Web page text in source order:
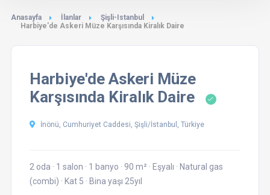
Anasayfa İlanlar
Şişli-Istanbul
Harbiye'de Askeri Müze Karşısında Kiralık Daire
Harbiye'de Askeri Müze
Karşısında Kiralık Daire
İnönü, Cumhuriyet Caddesi, Şişli/İstanbul, Türkiye
2 oda · 1 salon · 1 banyo · 90 m² · Eşyalı · Natural gas
(combi) · Kat 5 · Bina yaşı 25yıl